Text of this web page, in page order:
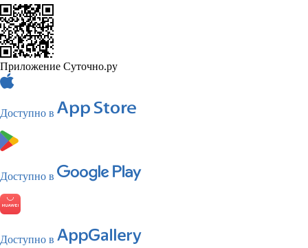
Приложение Суточно.ру
Доступно в
Доступно в
Доступно в